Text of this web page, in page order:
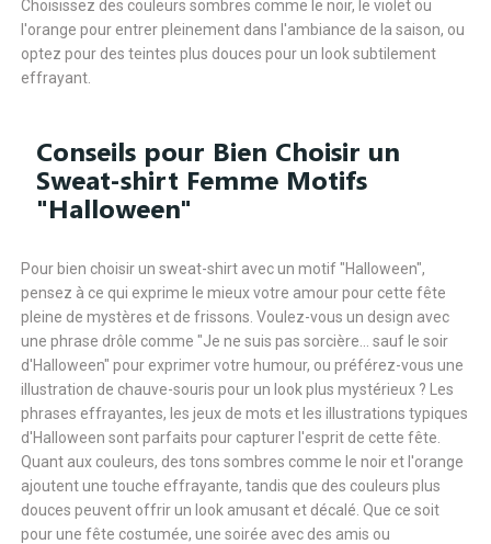
Choisissez des couleurs sombres comme le noir, le violet ou
l'orange pour entrer pleinement dans l'ambiance de la saison, ou
optez pour des teintes plus douces pour un look subtilement
effrayant.
Conseils pour Bien Choisir un
Sweat-shirt Femme Motifs
"Halloween"
Pour bien choisir un sweat-shirt avec un motif "Halloween",
pensez à ce qui exprime le mieux votre amour pour cette fête
pleine de mystères et de frissons. Voulez-vous un design avec
une phrase drôle comme "Je ne suis pas sorcière... sauf le soir
d'Halloween" pour exprimer votre humour, ou préférez-vous une
illustration de chauve-souris pour un look plus mystérieux ? Les
phrases effrayantes, les jeux de mots et les illustrations typiques
d'Halloween sont parfaits pour capturer l'esprit de cette fête.
Quant aux couleurs, des tons sombres comme le noir et l'orange
ajoutent une touche effrayante, tandis que des couleurs plus
douces peuvent offrir un look amusant et décalé. Que ce soit
pour une fête costumée, une soirée avec des amis ou